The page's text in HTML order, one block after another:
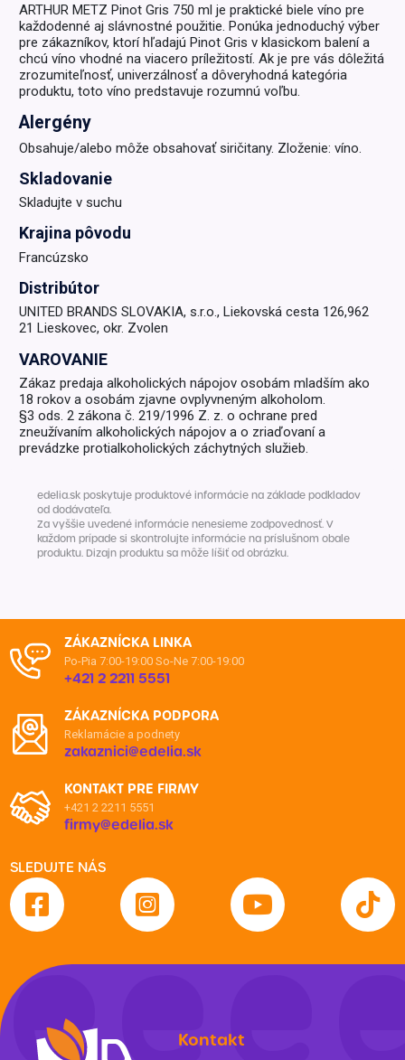
ARTHUR METZ Pinot Gris 750 ml je praktické biele víno pre
každodenné aj slávnostné použitie. Ponúka jednoduchý výber
pre zákazníkov, ktorí hľadajú Pinot Gris v klasickom balení a
chcú víno vhodné na viacero príležitostí. Ak je pre vás dôležitá
zrozumiteľnosť, univerzálnosť a dôveryhodná kategória
produktu, toto víno predstavuje rozumnú voľbu.
Alergény
Obsahuje/alebo môže obsahovať siričitany. Zloženie: víno.
Skladovanie
Skladujte v suchu
Krajina pôvodu
Francúzsko
Distribútor
UNITED BRANDS SLOVAKIA, s.r.o., Liekovská cesta 126,962
21 Lieskovec, okr. Zvolen
VAROVANIE
Zákaz predaja alkoholických nápojov osobám mladším ako
18 rokov a osobám zjavne ovplyvneným alkoholom.
§3 ods. 2 zákona č. 219/1996 Z. z. o ochrane pred
zneužívaním alkoholických nápojov a o zriaďovaní a
prevádzke protialkoholických záchytných služieb.
edelia.sk poskytuje produktové informácie na základe podkladov
od dodávateľa.
Za vyššie uvedené informácie nenesieme zodpovednosť. V
každom prípade si skontrolujte informácie na príslušnom obale
produktu. Dizajn produktu sa môže líšiť od obrázku.
ZÁKAZNÍCKA LINKA
Po-Pia 7:00-19:00 So-Ne 7:00-19:00
+421 2 2211 5551
ZÁKAZNÍCKA PODPORA
Reklamácie a podnety
zakaznici@edelia.sk
KONTAKT PRE FIRMY
+421 2 2211 5551
firmy@edelia.sk
SLEDUJTE NÁS
Kontakt